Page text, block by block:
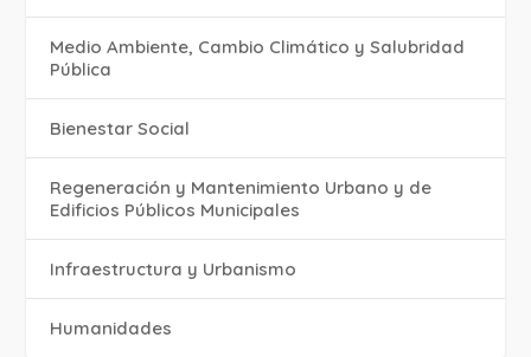
Medio Ambiente, Cambio Climático y Salubridad
Pública
Bienestar Social
Regeneración y Mantenimiento Urbano y de
Edificios Públicos Municipales
Infraestructura y Urbanismo
Humanidades